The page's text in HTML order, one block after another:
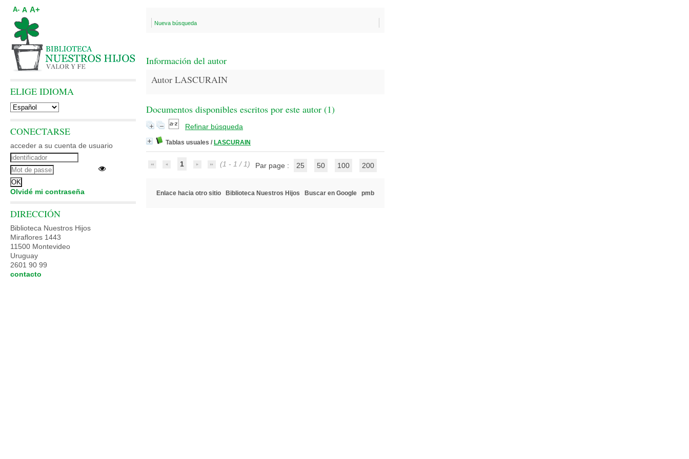
Nueva búsqueda
Información del autor
Autor LASCURAIN
Documentos disponibles escritos por este autor (1)
Refinar búsqueda
Tablas usuales / LASCURAIN
1 (1 - 1 / 1) Par page : 25 50 100 200
Enlace hacia otro sitio Biblioteca Nuestros Hijos Buscar en Google pmb
A- A A+
ELIGE IDIOMA
CONECTARSE
acceder a su cuenta de usuario
Olvidé mi contraseña
DIRECCIÓN
Biblioteca Nuestros Hijos
Miraflores 1443
11500 Montevideo
Uruguay
2601 90 99
contacto